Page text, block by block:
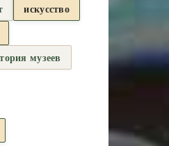
искусство
музеев